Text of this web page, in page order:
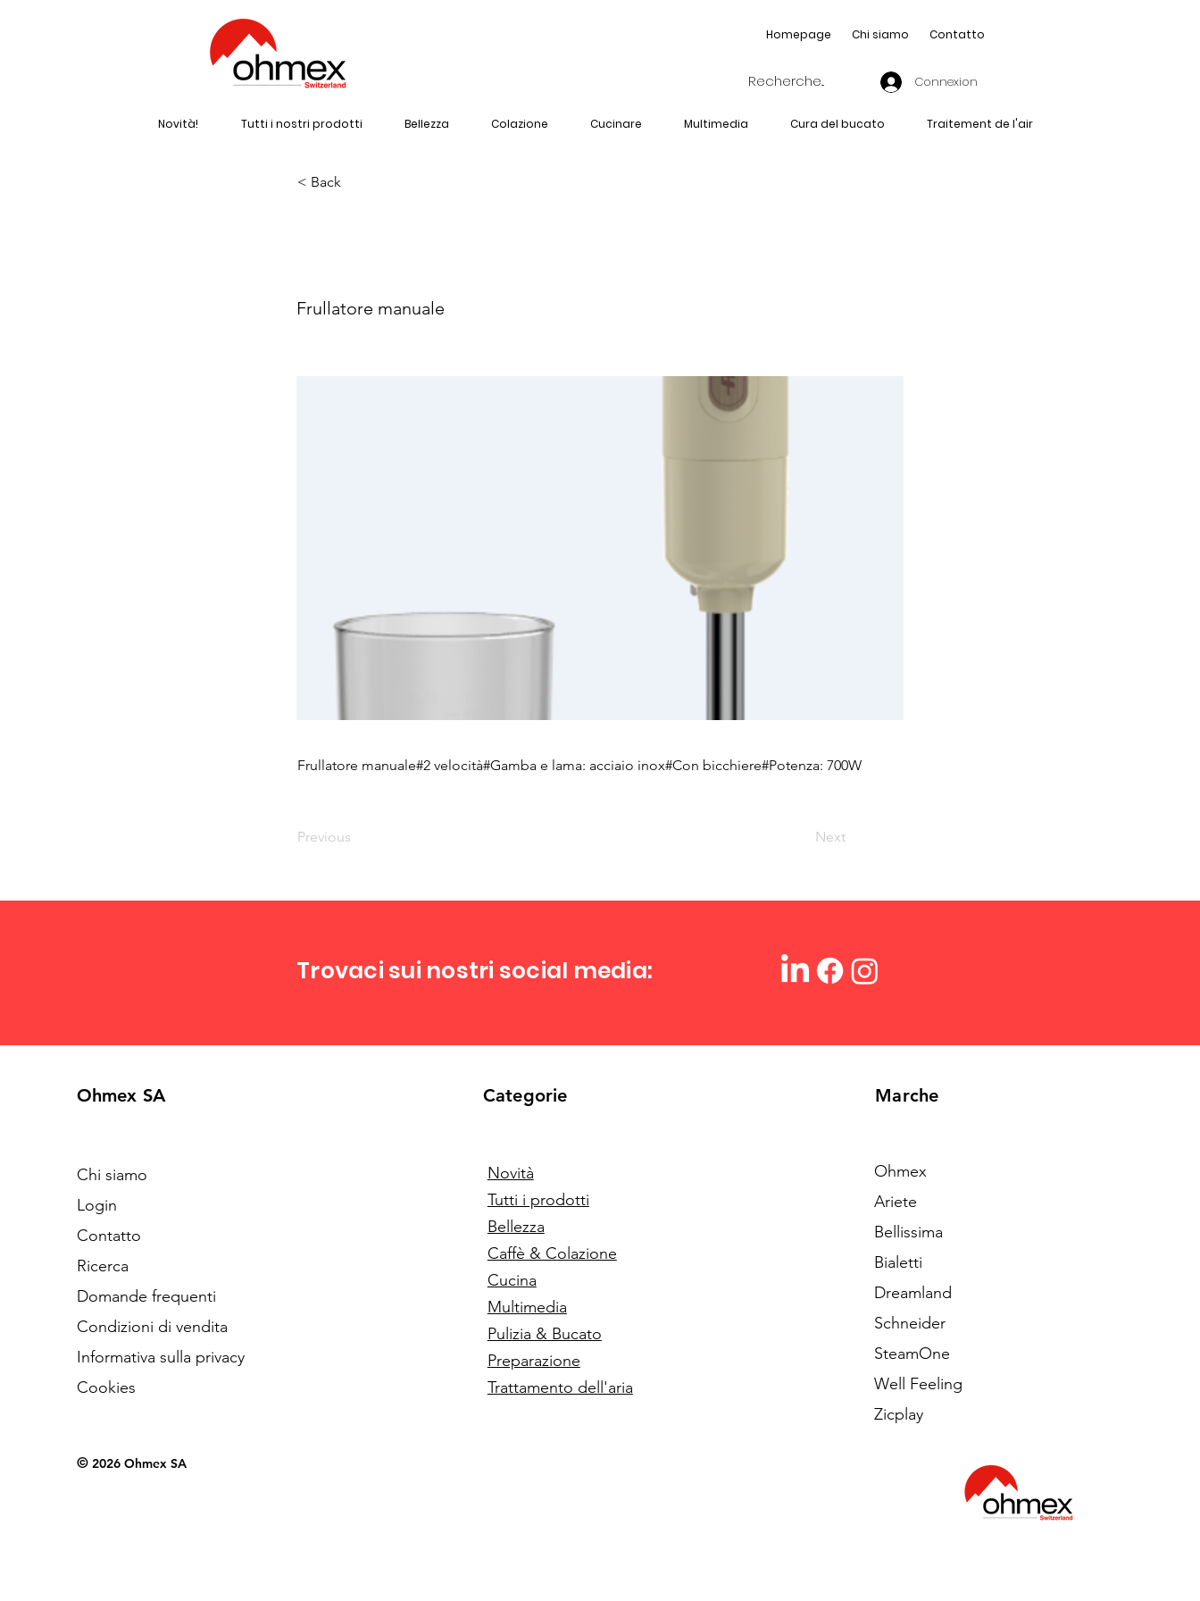
Homepage Chi siamo Contatto
Connexion
Novità! Tutti i nostri prodotti Bellezza Colazione Cucinare Multimedia Cura del bucato Traitement de l'air
< Back
Frullatore manuale
Frullatore manuale#2 velocità#Gamba e lama: acciaio inox#Con bicchiere#Potenza: 700W
Previous Next
Trovaci sui nostri social media:
Ohmex SA
Chi siamo
Login
Contatto
Ricerca
Domande frequenti
Condizioni di vendita
Informativa sulla privacy
Cookies
©2026 Ohmex SA
Categorie
Novità
Tutti i prodotti
Bellezza
Caffè & Colazione
Cucina
Multimedia
Pulizia & Bucato
Preparazione
Trattamento dell'aria
Marche
Ohmex
Ariete
Bellissima
Bialetti
Dreamland
Schneider
SteamOne
Well Feeling
Zicplay